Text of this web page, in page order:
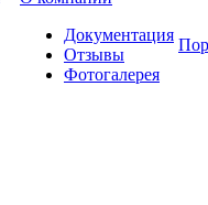
Документация
Отзывы
Фотогалерея